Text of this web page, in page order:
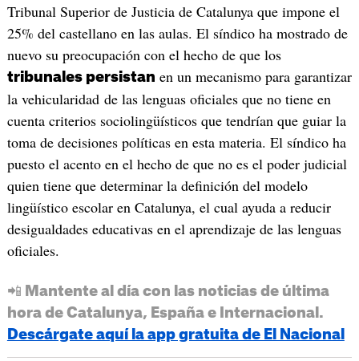
Tribunal Superior de Justicia de Catalunya que impone el
25% del castellano en las aulas. El síndico ha mostrado de
nuevo su preocupación con el hecho de que los
tribunales persistan en un mecanismo para garantizar
la vehicularidad de las lenguas oficiales que no tiene en
cuenta criterios sociolingüísticos que tendrían que guiar la
toma de decisiones políticas en esta materia. El síndico ha
puesto el acento en el hecho de que no es el poder judicial
quien tiene que determinar la definición del modelo
lingüístico escolar en Catalunya, el cual ayuda a reducir
desigualdades educativas en el aprendizaje de las lenguas
oficiales.
📲 Mantente al día con las noticias de última
hora de Catalunya, España e Internacional.
Descárgate aquí la app gratuita de El Nacional